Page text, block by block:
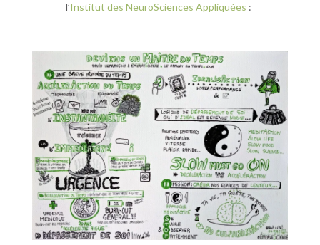
l’Institut des NeuroSciences Appliquées :